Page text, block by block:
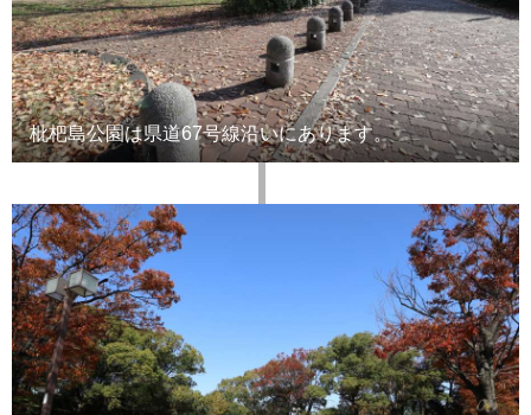
枇杷島公園は県道67号線沿いにあります。